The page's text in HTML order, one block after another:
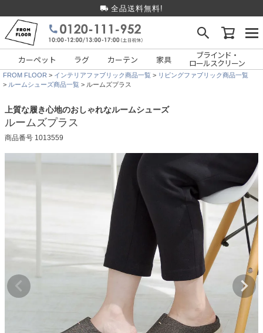
全品送料無料!
カーペット ラグ カーテン 家具 ブラインド・
ロールスクリーン
FROM FLOOR インテリアファブリック商品一覧
リビングファブリック商品一覧
ルームシューズ商品一覧
ルームズプラス
上質な履き心地のおしゃれなルームシューズ
ルームズプラス
商品番号 1013559